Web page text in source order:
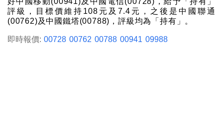
評級，目標價維持108元及7.4元，之後是中國聯通
(00762)及中國鐵塔(00788)，評級均為「持有」。
即時報價: 00728 00762 00788 00941 09988